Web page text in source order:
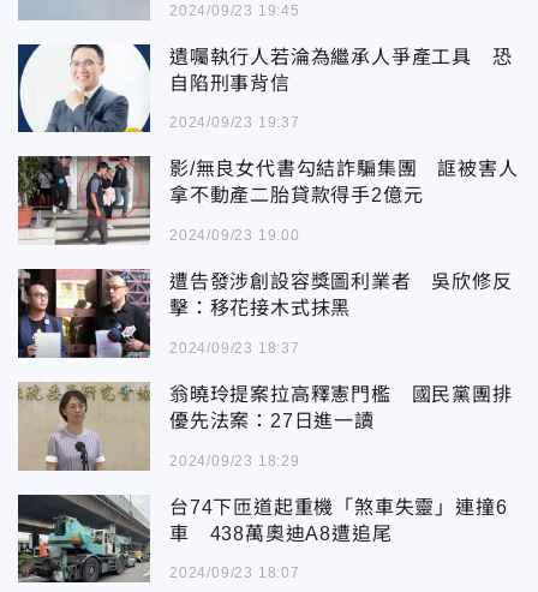
2024/09/23 19:45
遺囑執行人若淪為繼承人爭產工具 恐
自陷刑事背信
2024/09/23 19:37
影/無良女代書勾結詐騙集團 誆被害人
拿不動產二胎貸款得手2億元
2024/09/23 19:00
遭告發涉創設容獎圖利業者 吳欣修反
擊：移花接木式抹黑
2024/09/23 18:37
翁曉玲提案拉高釋憲門檻 國民黨團排
優先法案：27日進一讀
2024/09/23 18:29
台74下匝道起重機「煞車失靈」連撞6
車 438萬奧迪A8遭追尾
2024/09/23 18:07